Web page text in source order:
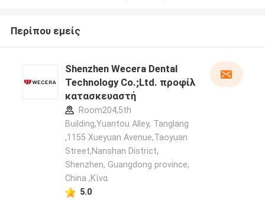
Περίπου εμείς
Shenzhen Wecera Dental
Technology Co.;Ltd. προφίλ
κατασκευαστή
Room204,5th
Building,Yuantou Alley, Tanglang
,1155 Xueyuan Avenue,Taoyuan
Street,Nanshan District,
Shenzhen, Guangdong province,
China ,Κίνα
5.0